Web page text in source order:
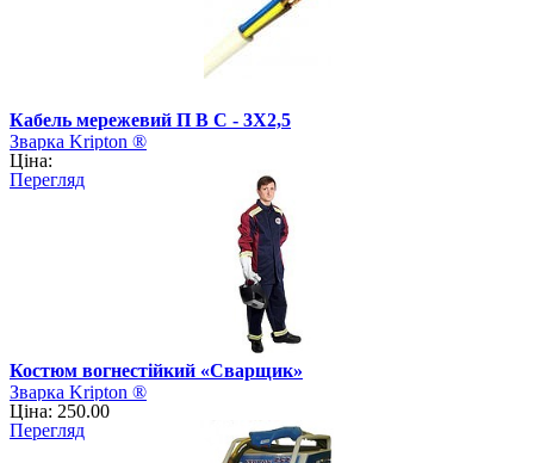
Кабель мережевий П В С - 3Х2,5
Зварка Kripton ®
Ціна:
Перегляд
Костюм вогнестійкий «Сварщик»
Зварка Kripton ®
Ціна: 250.00
Перегляд